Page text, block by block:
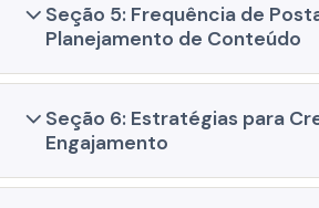
Seção 5: Frequência de
Planejamento de Conteúdo
Seção 6: Estratégias para
Engajamento